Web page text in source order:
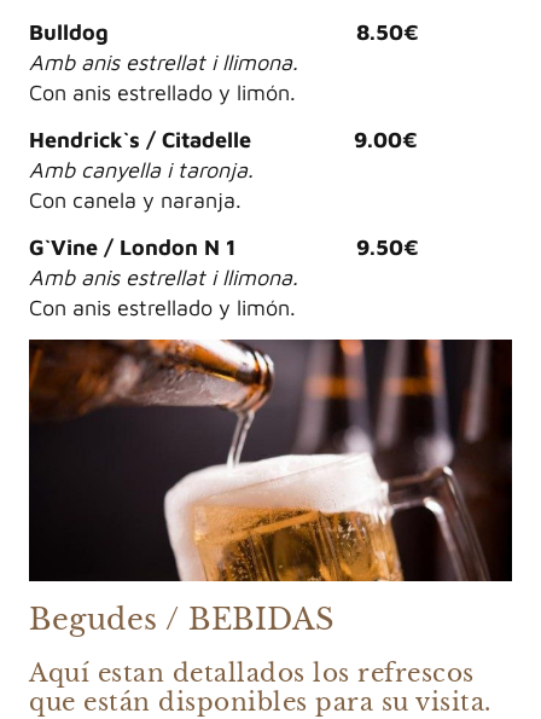
Bulldog 8.50€
Amb anis estrellat i llimona.
Con anis estrellado y limón.
Hendrick`s / Citadelle 9.00€
Amb canyella i taronja.
Con canela y naranja.
G`Vine / London N 1 9.50€
Amb anis estrellat i llimona.
Con anis estrellado y limón.
Begudes / BEBIDAS
Aquí estan detallados los refrescos
que están disponibles para su visita.